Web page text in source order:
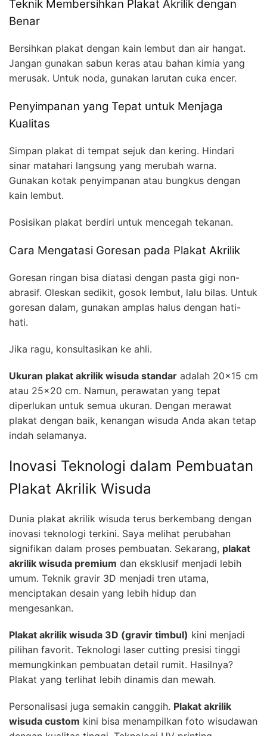
Teknik Membersihkan Plakat Akrilik dengan
Benar
Bersihkan plakat dengan kain lembut dan air hangat.
Jangan gunakan sabun keras atau bahan kimia yang
merusak. Untuk noda, gunakan larutan cuka encer.
Penyimpanan yang Tepat untuk Menjaga
Kualitas
Simpan plakat di tempat sejuk dan kering. Hindari
sinar matahari langsung yang merubah warna.
Gunakan kotak penyimpanan atau bungkus dengan
kain lembut.
Posisikan plakat berdiri untuk mencegah tekanan.
Cara Mengatasi Goresan pada Plakat Akrilik
Goresan ringan bisa diatasi dengan pasta gigi non-
abrasif. Oleskan sedikit, gosok lembut, lalu bilas. Untuk
goresan dalam, gunakan amplas halus dengan hati-
hati.
Jika ragu, konsultasikan ke ahli.
Ukuran plakat akrilik wisuda standar adalah 20×15 cm
atau 25×20 cm. Namun, perawatan yang tepat
diperlukan untuk semua ukuran. Dengan merawat
plakat dengan baik, kenangan wisuda Anda akan tetap
indah selamanya.
Inovasi Teknologi dalam Pembuatan
Plakat Akrilik Wisuda
Dunia plakat akrilik wisuda terus berkembang dengan
inovasi teknologi terkini. Saya melihat perubahan
signifikan dalam proses pembuatan. Sekarang, plakat
akrilik wisuda premium dan eksklusif menjadi lebih
umum. Teknik gravir 3D menjadi tren utama,
menciptakan desain yang lebih hidup dan
mengesankan.
Plakat akrilik wisuda 3D (gravir timbul) kini menjadi
pilihan favorit. Teknologi laser cutting presisi tinggi
memungkinkan pembuatan detail rumit. Hasilnya?
Plakat yang terlihat lebih dinamis dan mewah.
Personalisasi juga semakin canggih. Plakat akrilik
wisuda custom kini bisa menampilkan foto wisudawan